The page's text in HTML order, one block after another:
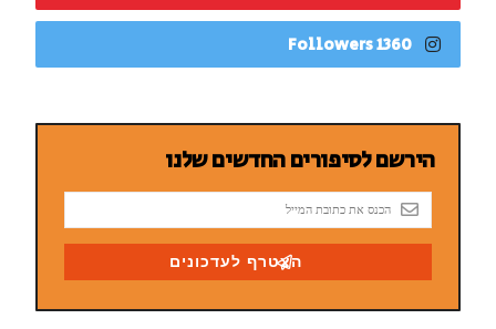
1360 Followers